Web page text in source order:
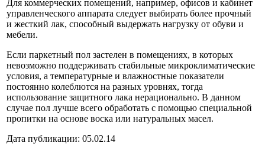
Для коммерческих помещений, например, офисов и кабинет
управленческого аппарата следует выбирать более прочный
и жесткий лак, способный выдержать нагрузку от обуви и
мебели.
Если паркетный пол застелен в помещениях, в которых
невозможно поддерживать стабильные микроклиматические
условия, а температурные и влажностные показатели
постоянно колеблются на разных уровнях, тогда
использование защитного лака нерационально. В данном
случае пол лучше всего обработать с помощью специальной
пропитки на основе воска или натуральных масел.
Дата публикации: 05.02.14